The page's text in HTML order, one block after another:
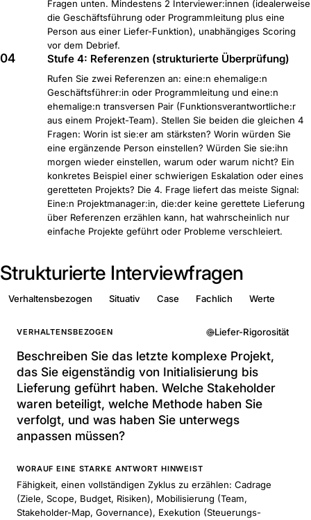
Fragen unten. Mindestens 2 Interviewer:innen (idealerweise
die Geschäftsführung oder Programmleitung plus eine
Person aus einer Liefer-Funktion), unabhängiges Scoring
vor dem Debrief.
04 Stufe 4: Referenzen (strukturierte Überprüfung)
Rufen Sie zwei Referenzen an: eine:n ehemalige:n
Geschäftsführer:in oder Programmleitung und eine:n
ehemalige:n transversen Pair (Funktionsverantwortliche:r
aus einem Projekt-Team). Stellen Sie beiden die gleichen 4
Fragen: Worin ist sie:er am stärksten? Worin würden Sie
eine ergänzende Person einstellen? Würden Sie sie:ihn
morgen wieder einstellen, warum oder warum nicht? Ein
konkretes Beispiel einer schwierigen Eskalation oder eines
geretteten Projekts? Die 4. Frage liefert das meiste Signal:
Eine:n Projektmanager:in, die:der keine gerettete Lieferung
über Referenzen erzählen kann, hat wahrscheinlich nur
einfache Projekte geführt oder Probleme verschleiert.
Strukturierte Interviewfragen
Verhaltensbezogen Situativ Case Fachlich Werte
VERHALTENSBEZOGEN Liefer-Rigorosität
Beschreiben Sie das letzte komplexe Projekt,
das Sie eigenständig von Initialisierung bis
Lieferung geführt haben. Welche Stakeholder
waren beteiligt, welche Methode haben Sie
verfolgt, und was haben Sie unterwegs
anpassen müssen?
WORAUF EINE STARKE ANTWORT HINWEIST
Fähigkeit, einen vollständigen Zyklus zu erzählen: Cadrage
(Ziele, Scope, Budget, Risiken), Mobilisierung (Team,
Stakeholder-Map, Governance), Exekution (Steuerungs-